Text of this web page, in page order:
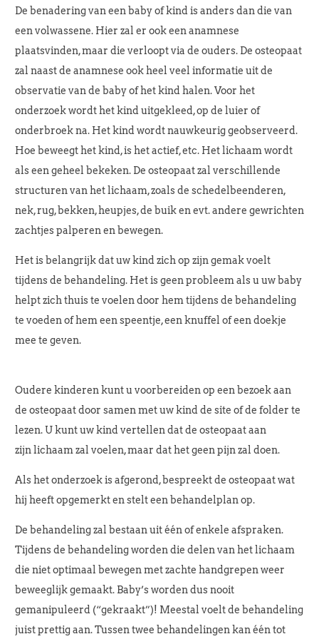
De benadering van een baby of kind is anders dan die van
een volwassene. Hier zal er ook een anamnese
plaatsvinden, maar die verloopt via de ouders. De osteopaat
zal naast de anamnese ook heel veel informatie uit de
observatie van de baby of het kind halen. Voor het
onderzoek wordt het kind uitgekleed, op de luier of
onderbroek na. Het kind wordt nauwkeurig geobserveerd.
Hoe beweegt het kind, is het actief, etc. Het lichaam wordt
als een geheel bekeken. De osteopaat zal verschillende
structuren van het lichaam, zoals de schedelbeenderen,
nek, rug, bekken, heupjes, de buik en evt. andere gewrichten
zachtjes palperen en bewegen.
Het is belangrijk dat uw kind zich op zijn gemak voelt
tijdens de behandeling. Het is geen probleem als u uw baby
helpt zich thuis te voelen door hem tijdens de behandeling
te voeden of hem een speentje, een knuffel of een doekje
mee te geven.
Oudere kinderen kunt u voorbereiden op een bezoek aan
de osteopaat door samen met uw kind de site of de folder te
lezen. U kunt uw kind vertellen dat de osteopaat aan
zijn lichaam zal voelen, maar dat het geen pijn zal doen.
Als het onderzoek is afgerond, bespreekt de osteopaat wat
hij heeft opgemerkt en stelt een behandelplan op.
De behandeling zal bestaan uit één of enkele afspraken.
Tijdens de behandeling worden die delen van het lichaam
die niet optimaal bewegen met zachte handgrepen weer
beweeglijk gemaakt. Baby’s worden dus nooit
gemanipuleerd (“gekraakt”)! Meestal voelt de behandeling
juist prettig aan. Tussen twee behandelingen kan één tot